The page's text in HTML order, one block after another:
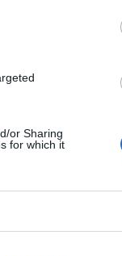
or Sharing
for which it
τα πιθανά
Εμιράτα
βασικά
και των
πόσο οι
για
τραπεζικά στοιχεία
ότι είναι